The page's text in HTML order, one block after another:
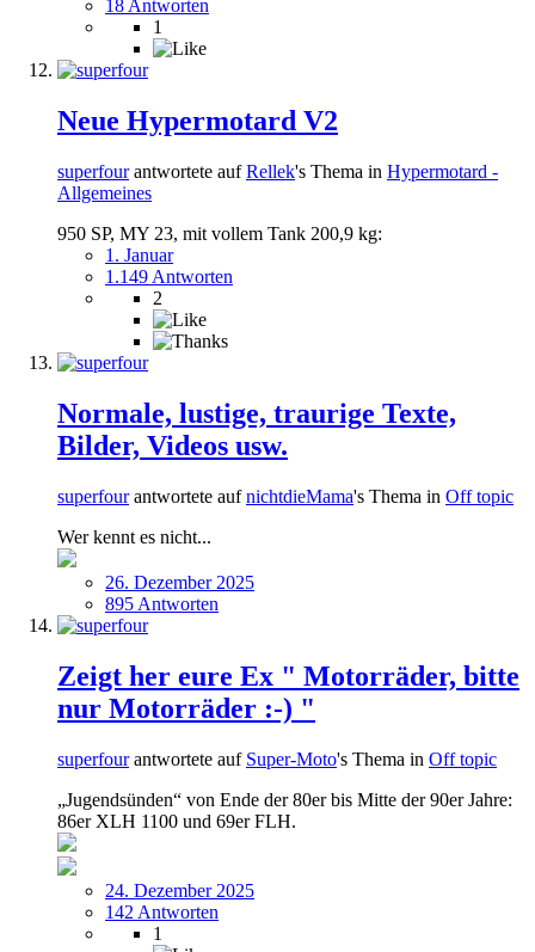
18 Antworten
1
Neue Hypermotard V2
superfourantwortete aufRellek's Thema in Hypermotard -
Allgemeines
950 SP, MY 23, mit vollem Tank 200,9 kg:
1. Januar
1.149 Antworten
2
Normale, lustige, traurige Texte,
Bilder, Videos usw.
superfourantwortete aufnichtdieMama's Thema in Off topic
Wer kennt es nicht...
26. Dezember 2025
895 Antworten
Zeigt her eure Ex " Motorräder, bitte
nur Motorräder :-) "
superfourantwortete auf Super-Moto's Thema in Off topic
„Jugendsünden“ von Ende der 80er bis Mitte der 90er Jahre:
86er XLH 1100 und 69er FLH.
24. Dezember 2025
142 Antworten
1